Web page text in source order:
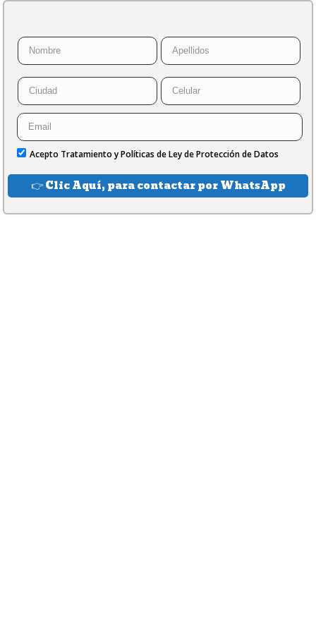
Acepto Tratamiento y Políticas de Ley de Protección de Datos
👉 Clic Aquí, para contactar por WhatsApp